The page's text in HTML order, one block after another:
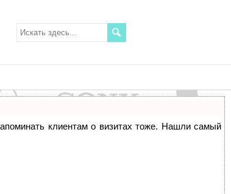
клиентам о визитах тоже. Нашли самый